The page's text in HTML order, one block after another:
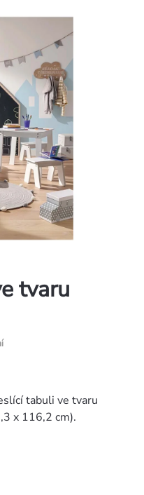
tvaru
tabuli ve tvaru
x 116,2 cm).